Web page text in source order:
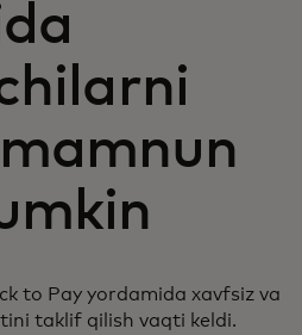
to Pay yordamida xavfsiz va
taklif qilish vaqti keldi.